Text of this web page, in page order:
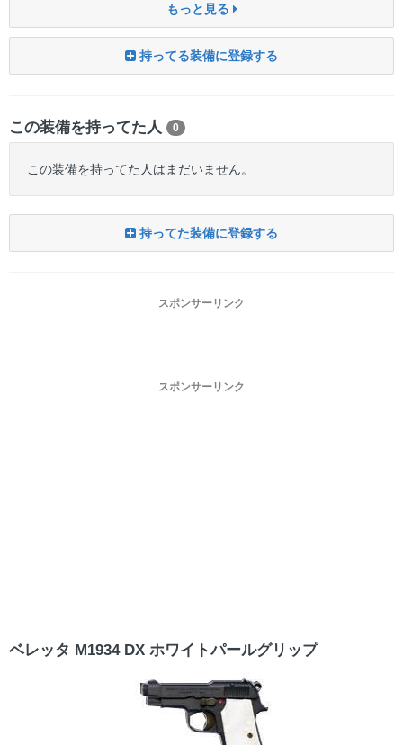
もっと見る
持ってる装備に登録する
この装備を持ってた人 0
この装備を持ってた人はまだいません。
持ってた装備に登録する
スポンサーリンク
スポンサーリンク
ベレッタ M1934 DX ホワイトパールグリップ